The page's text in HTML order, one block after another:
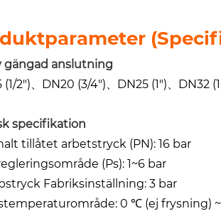
gängad anslutning
(1/2")、DN20 (3/4")、DN25 (1")、DN32
specifikation
tillåtet arbetstryck (PN): 16 bar
(Ps): 1~6 bar
Fabriksinställning: 3 bar
0 ℃ (ej frysning)